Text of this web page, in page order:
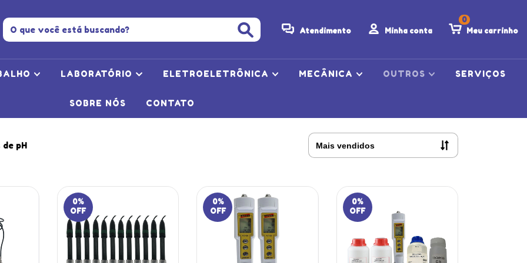
Atendimento Minha conta Meu carrinho
0
LABORATÓRIO ELETROELETRÔNICA MECÂNICA OUTROS SERVIÇOS
SOBRE NÓS CONTATO
de pH
0%
OFF
0%
OFF
0%
OFF